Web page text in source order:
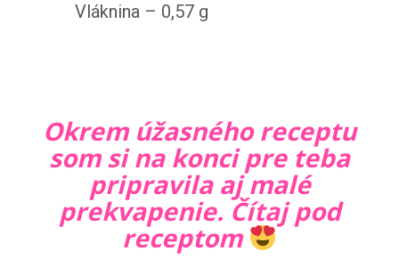
Vláknina – 0,57 g
Okrem úžasného receptu
som si na konci pre teba
pripravila aj malé
prekvapenie. Čítaj pod
receptom